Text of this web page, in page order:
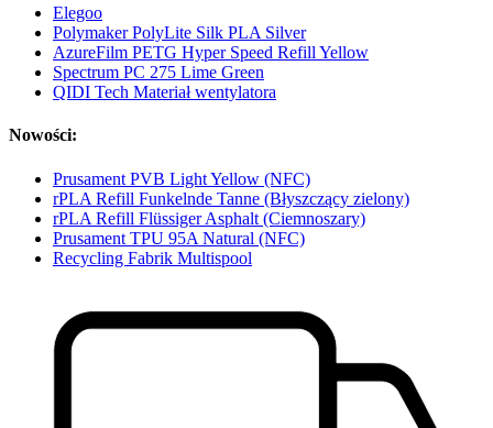
Elegoo
Polymaker PolyLite Silk PLA Silver
AzureFilm PETG Hyper Speed Refill Yellow
Spectrum PC 275 Lime Green
QIDI Tech Materiał wentylatora
Nowości:
Prusament PVB Light Yellow (NFC)
rPLA Refill Funkelnde Tanne (Błyszczący zielony)
rPLA Refill Flüssiger Asphalt (Ciemnoszary)
Prusament TPU 95A Natural (NFC)
Recycling Fabrik Multispool